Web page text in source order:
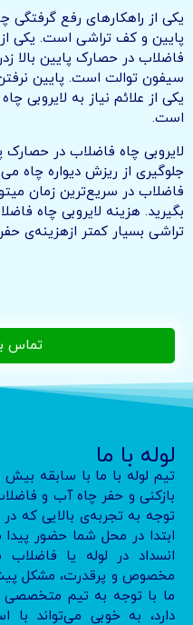
یکی از راهکارهای رفع گرفتگی
پایین و کف تراشی است. یکی از
فاضلاب در حصارک پایین بالا
سیفون توالت است. پایین
یکی از علائم نیاز به لایروبی
است.
لایروبی چاه فاضلاب در
جلوگیری از ریزش دیواره چاه
فاضلاب در سریع‌ترین زمان
بگیرید. هزینه لایروبی چاه
تراشی بسیار کمتر ازهزینه‌ی
تماس
لوله با ما
تیم لوله با ما با سابقه
بازکنی و حفر چاه آب و
توجه به تجربه‌ی بالایی که در
ابتدا در محل شما حضور
انسداد در لوله یا
مخصوص و پرقدرت، مشکل پیش
ما با توجه به تیم متخصصی
دارد، به خوبی می‌تواند